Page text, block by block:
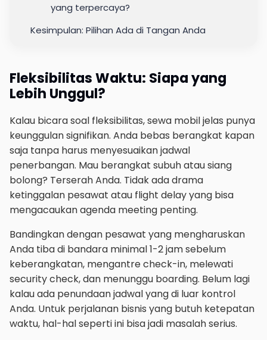
yang terpercaya?
Kesimpulan: Pilihan Ada di Tangan Anda
Fleksibilitas Waktu: Siapa yang
Lebih Unggul?
Kalau bicara soal fleksibilitas, sewa mobil jelas punya
keunggulan signifikan. Anda bebas berangkat kapan
saja tanpa harus menyesuaikan jadwal
penerbangan. Mau berangkat subuh atau siang
bolong? Terserah Anda. Tidak ada drama
ketinggalan pesawat atau flight delay yang bisa
mengacaukan agenda meeting penting.
Bandingkan dengan pesawat yang mengharuskan
Anda tiba di bandara minimal 1-2 jam sebelum
keberangkatan, mengantre check-in, melewati
security check, dan menunggu boarding. Belum lagi
kalau ada penundaan jadwal yang di luar kontrol
Anda. Untuk perjalanan bisnis yang butuh ketepatan
waktu, hal-hal seperti ini bisa jadi masalah serius.